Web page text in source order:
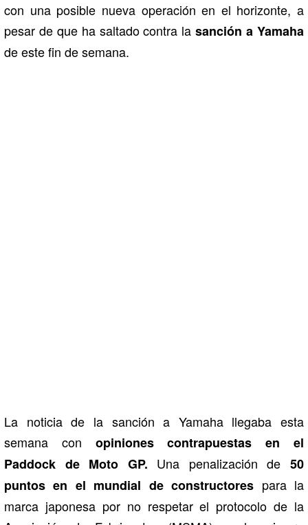
con una posible nueva operación en el horizonte, a
pesar de que ha saltado contra la sanción a Yamaha
de este fin de semana.
La noticia de la sanción a Yamaha llegaba esta
semana con opiniones contrapuestas en el
Paddock de Moto GP. Una penalización de 50
puntos en el mundial de constructores para la
marca japonesa por no respetar el protocolo de la